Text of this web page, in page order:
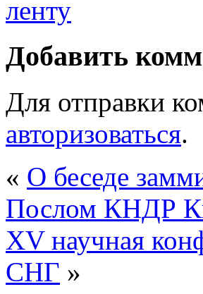
Добавить
Для отправки
авторизоваться.
« О беседе
Послом КНДР
XV научная
СНГ »